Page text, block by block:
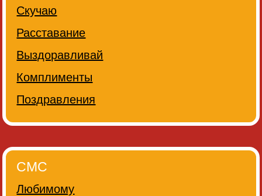
Скучаю
Расставание
Выздоравливай
Комплименты
Поздравления
СМС
Любимому